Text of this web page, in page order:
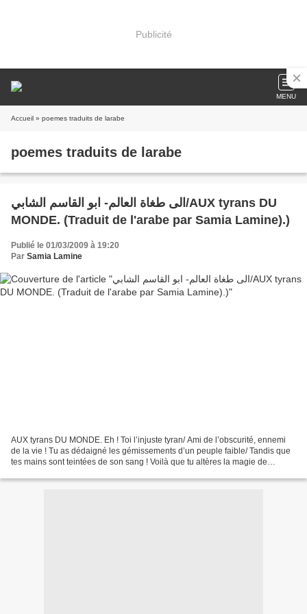
Publicité
MENU
Accueil » poemes traduits de larabe
poemes traduits de larabe
الى طغاة العالم- ابو القاسم الشابي/AUX tyrans DU
MONDE. (Traduit de l'arabe par Samia Lamine).)
Publié le 01/03/2009 à 19:20
Par Samia Lamine
AUX tyrans DU MONDE. Eh ! Toi l’injuste tyran/ Ami de l’obscurité, ennemi
de la vie ! Tu as dédaigné les gémissements d’un peuple faible/ Tandis que
tes mains sont teintées de son sang ! Voilà que tu altères la magie de